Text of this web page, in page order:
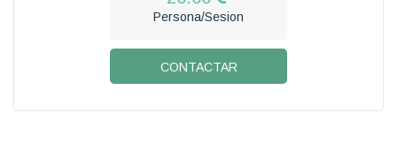
Persona/Sesion
CONTACTAR